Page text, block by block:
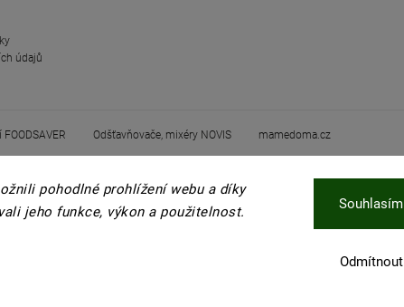
pohodlné prohlížení webu a díky
jeho funkce, výkon apoužitelnost.
Odmítnout
Souhlasím
údajů
Odšťavňovače, mixéry NOVIS mamedoma.cz